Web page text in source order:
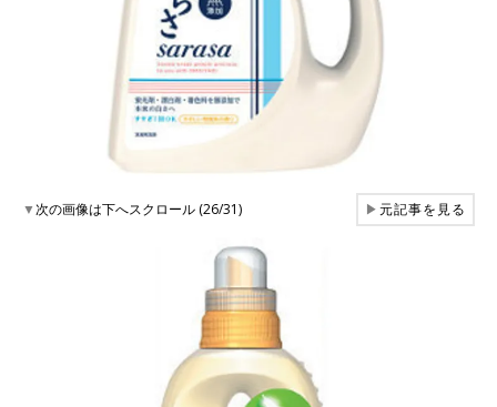
▼次の画像は下へスクロール (26/31) ▶元記事を見る